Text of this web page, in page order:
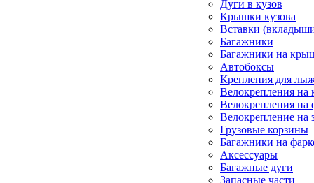
Дуги в кузов
Крышки кузова
Вставки
Багажники
Багажники на
Автобоксы
Крепления для
Велокрепления
Велокрепления на
Велокрепление на
Грузовые корзины
Багажники на
Аксессуары
Багажные дуги
Запасные части